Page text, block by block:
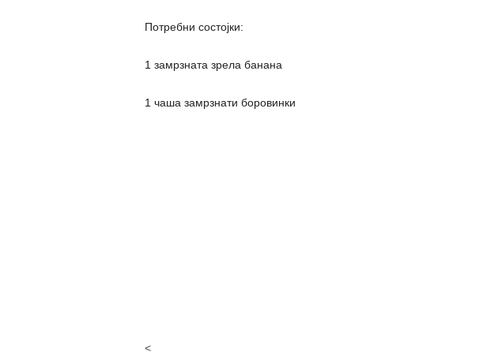
Потребни состојки:
1 замрзната зрела банана
1 чаша замрзнати боровинки
<